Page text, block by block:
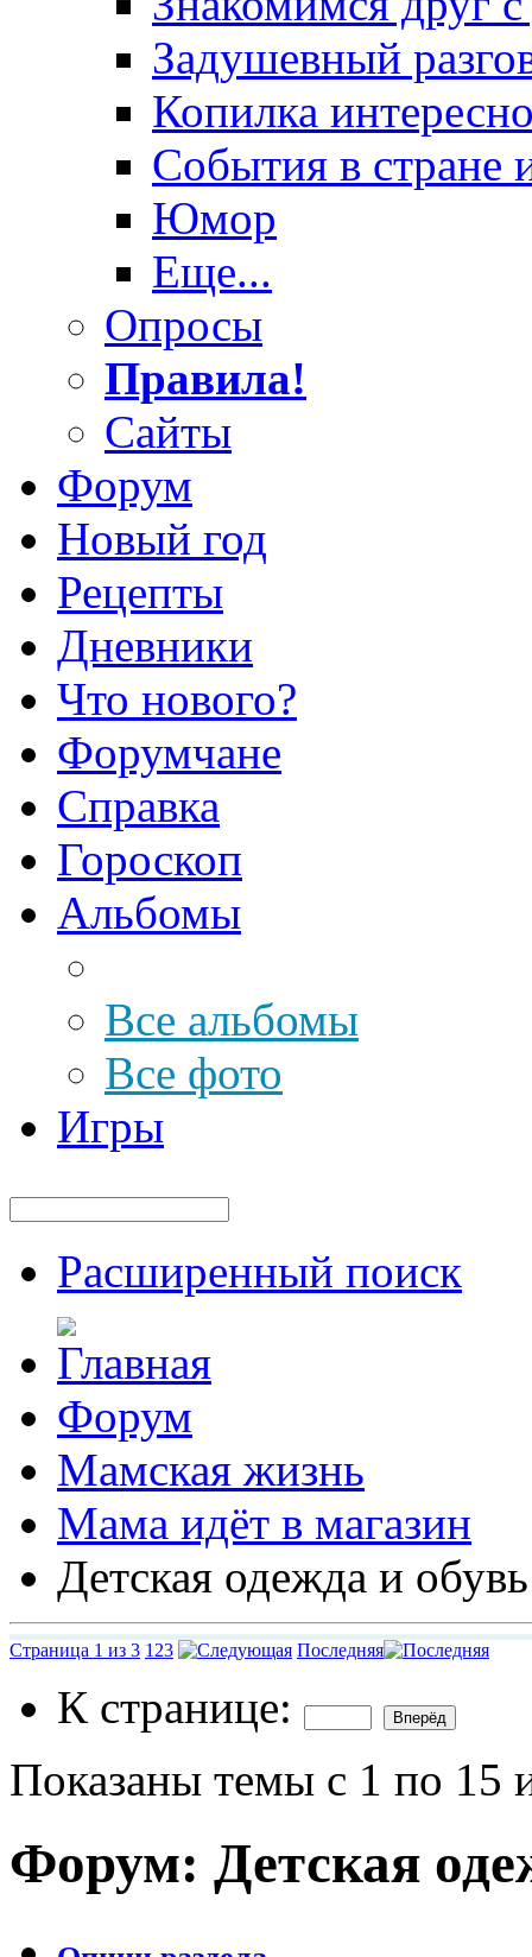
Задушевный
Копилка
События в стране
Юмор
Еще...
Опросы
Правила!
Сайты
Форум
Новый год
Рецепты
Дневники
Что нового?
Форумчане
Справка
Гороскоп
Альбомы
Все альбомы
Все фото
Игры
Расширенный поиск
Форум
Мамская жизнь
Мама идёт в магазин
Детская одежда и обувь
Страница 1 из 3 1 23 Последняя
К странице:
Показаны темы с 1 по 15
Форум: Детская